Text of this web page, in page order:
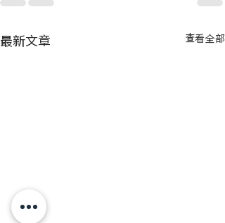
最新文章 查看全部